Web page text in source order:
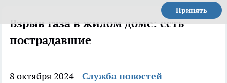
Принять
Взрыв газа в жилом доме: есть
пострадавшие
8 октября 2024 Служба новостей